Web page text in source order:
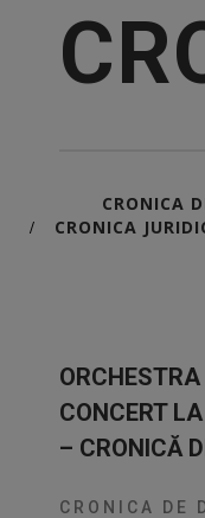
CRONICA
/ CRONICA
CONCERT
– CRONICĂ
CRONICA DE